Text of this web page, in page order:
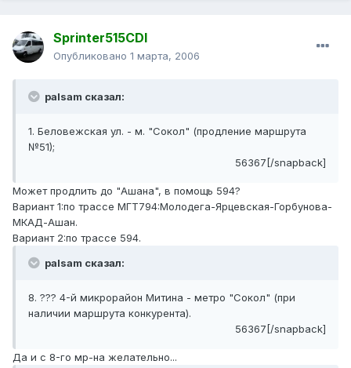
Sprinter515CDI
Опубликовано 1 марта, 2006
palsam сказал:
1. Беловежская ул. - м. "Сокол" (продление маршрута
№51);
56367[/snapback]
Может продлить до "Ашана", в помощь 594?
Вариант 1:по трассе МГТ794:Молодега-Ярцевская-Горбунова-
МКАД-Ашан.
Вариант 2:по трассе 594.
palsam сказал:
8. ??? 4-й микрорайон Митина - метро "Сокол" (при
наличии маршрута конкурента).
56367[/snapback]
Да и с 8-го мр-на желательно...